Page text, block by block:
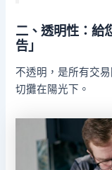
二、透明性：給
告」
不透明，是所有交
切攤在陽光下。